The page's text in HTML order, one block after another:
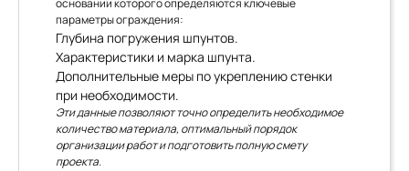
основании которого определяются ключевые
параметры ограждения:
Глубина погружения шпунтов.
Характеристики и марка шпунта.
Дополнительные меры по укреплению стенки
при необходимости.
Эти данные позволяют точно определить необходимое
количество материала, оптимальный порядок
организации работ и подготовить полную смету
проекта.